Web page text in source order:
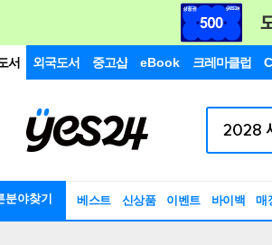
서 외국도서 중고샵 eBook 크레마클럽
분야찾기 베스트 신상품 이벤트 바이백 매